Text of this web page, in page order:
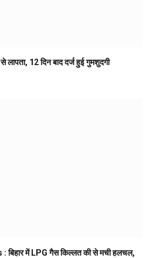
12 दिन बाद दर्ज हुई गुमशुदगी
में LPG गैस किल्लत की से मची हलचल,